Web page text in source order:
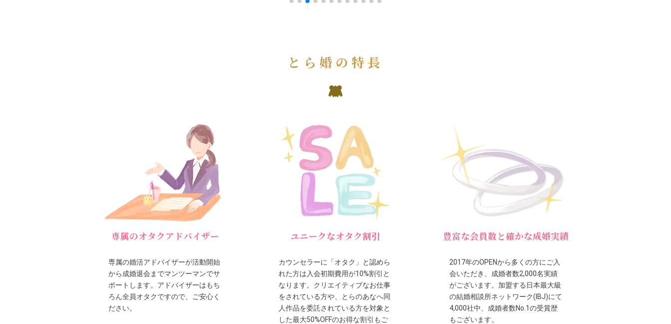
とら婚の特長
専属のオタクアドバイザー
専属の婚活アドバイザーが活動開始
から成婚退会までマンツーマンでサ
ポートします。アドバイザーはもち
ろん全員オタクですので、ご安心く
ださい。
ユニークなオタク割引
カウンセラーに「オタク」と認めら
れた方は入会初期費用が10%割引と
なります。クリエイティブなお仕事
をされている方や、とらのあなへ同
人作品を委託されている方を対象と
した最大50%OFFのお得な割引もご
豊富な会員数と確かな成婚実績
2017年のOPENから多くの方にご入
会いただき、成婚者数2,000名実績
がございます。加盟する日本最大級
の結婚相談所ネットワーク(IBJ)にて
4,000社中、成婚者数No.1の受賞歴
もございます。